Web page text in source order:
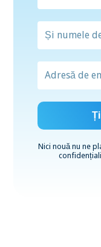
Nici nouă nu ne